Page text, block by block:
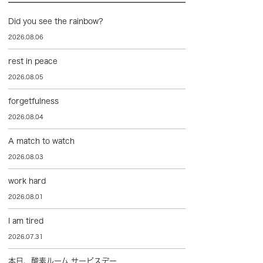
Did you see the rainbow?
2026.08.06
rest in peace
2026.08.05
forgetfulness
2026.08.04
A match to watch
2026.08.03
work hard
2026.08.01
I am tired
2026.07.31
本日、酸素ルーム サービスデー